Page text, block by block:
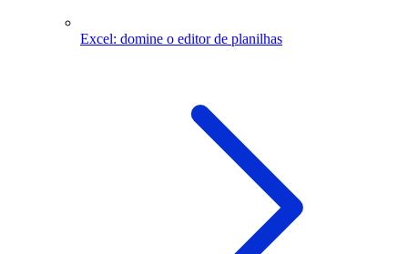
Excel: domine o editor de planilhas